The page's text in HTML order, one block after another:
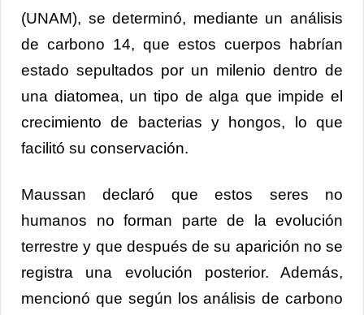
(UNAM), se determinó, mediante un análisis
de carbono 14, que estos cuerpos habrían
estado sepultados por un milenio dentro de
una diatomea, un tipo de alga que impide el
crecimiento de bacterias y hongos, lo que
facilitó su conservación.
Maussan declaró que estos seres no
humanos no forman parte de la evolución
terrestre y que después de su aparición no se
registra una evolución posterior. Además,
mencionó que según los análisis de carbono